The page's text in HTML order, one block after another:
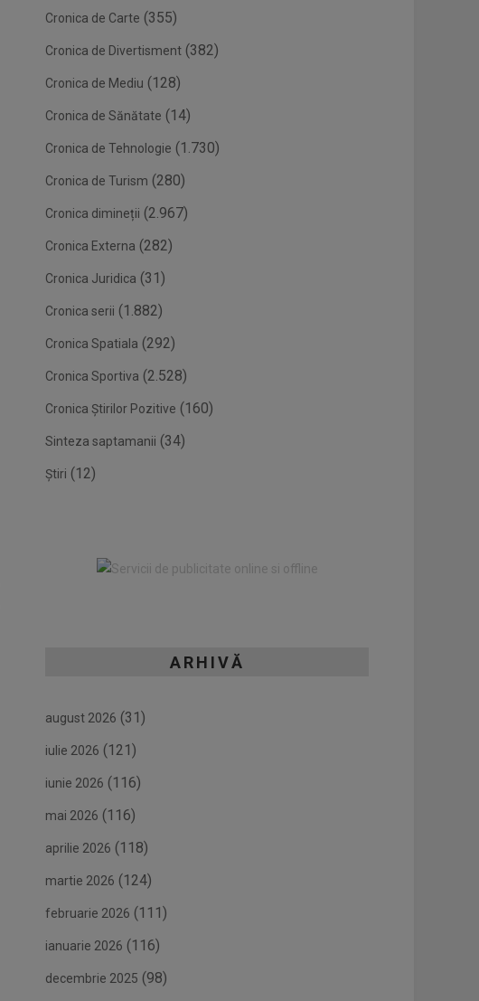
Cronica de Carte (355)
Cronica de Divertisment (382)
Cronica de Mediu (128)
Cronica de Sănătate (14)
Cronica de Tehnologie (1.730)
Cronica de Turism (280)
Cronica dimineții (2.967)
Cronica Externa (282)
Cronica Juridica (31)
Cronica serii (1.882)
Cronica Spatiala (292)
Cronica Sportiva (2.528)
Cronica Știrilor Pozitive (160)
Sinteza saptamanii (34)
Știri (12)
ARHIVĂ
august 2026 (31)
iulie 2026 (121)
iunie 2026 (116)
mai 2026 (116)
aprilie 2026 (118)
martie 2026 (124)
februarie 2026 (111)
ianuarie 2026 (116)
decembrie 2025 (98)